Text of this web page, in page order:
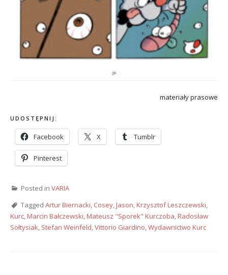
materiały prasowe
UDOSTĘPNIJ:
Facebook X Tumblr
Pinterest
Posted in VARIA
Tagged Artur Biernacki, Cosey,Jason,Krzysztof Leszczewski,
Kurc,Marcin Bałczewski,Mateusz "Sporek" Kurczoba,Radosław
Sołtysiak, Stefan Weinfeld,Vittorio Giardino,Wydawnictwo Kurc